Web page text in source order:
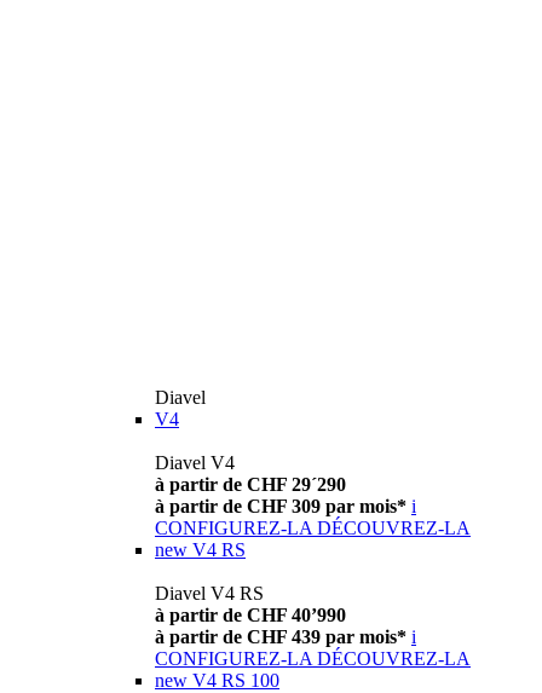
Diavel
V4
Diavel V4
à partir de CHF 29´290
à partir de CHF 309 par mois* i
CONFIGUREZ-LA DÉCOUVREZ-LA
new V4 RS
Diavel V4 RS
à partir de CHF 40’990
à partir de CHF 439 par mois* i
CONFIGUREZ-LA DÉCOUVREZ-LA
new V4 RS 100